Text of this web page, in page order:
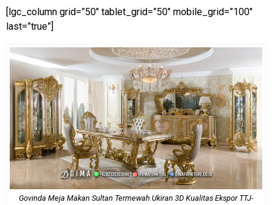
[lgc_column grid=”50″ tablet_grid=”50″ mobile_grid=”100″
last=”true”]
Govinda Meja Makan Sultan Termewah Ukiran 3D Kualitas Ekspor TTJ-